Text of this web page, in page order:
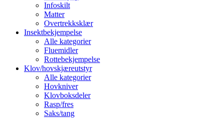
Infoskilt
Matter
Overtrekksklær
Insektbekjempelse
Alle kategorier
Fluemidler
Rottebekjempelse
Klov/hovskjæreutstyr
Alle kategorier
Hovkniver
Klovboksdeler
Rasp/fres
Saks/tang